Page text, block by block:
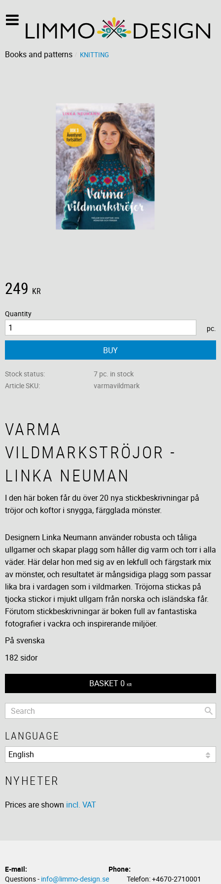
Books and patterns KNITTING
249 KR
Quantity
pc.
BUY
Stock status
7 pc. in stock
Article SKU
varmavildmark
VARMA
VILDMARKSTRÖJOR -
LINKA NEUMAN
I den här boken får du över 20 nya stickbeskrivningar på
tröjor och koftor i snygga, färgglada mönster.
Designern Linka Neumann använder robusta och tåliga
ullgarner och skapar plagg som håller dig varm och torr i alla
väder. Här delar hon med sig av en lekfull och färgstark mix
av mönster, och resultatet är mångsidiga plagg som passar
lika bra i vardagen som i vildmarken. Tröjorna stickas på
tjocka stickor i mjukt ullgarn från norska och isländska får.
Förutom stickbeskrivningar är boken full av fantastiska
fotografier i vackra och inspirerande miljöer.
På svenska
182 sidor
BASKET 0 KR
LANGUAGE
NYHETER
Prices are shown incl. VAT
E-mail:
Phone:
Questions - info@limmo-design.se Telefon: +4670-2710001